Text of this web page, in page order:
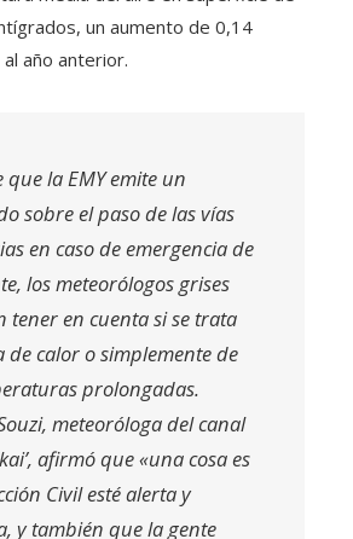
un aumento de 0,14
año anterior.
que la EMY emite un
sobre el paso de las vías
en caso de emergencia de
los meteorólogos grises
tener en cuenta si se trata
de calor o simplemente de
prolongadas.
meteoróloga del canal
afirmó que «una cosa es
Civil esté alerta y
y también que la gente